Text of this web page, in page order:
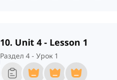
10. Unit 4 - Lesson 1
Раздел 4 - Урок 1